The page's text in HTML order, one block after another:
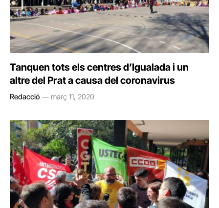
Tanquen tots els centres d’Igualada i un
altre del Prat a causa del coronavirus
Redacció març 11, 2020